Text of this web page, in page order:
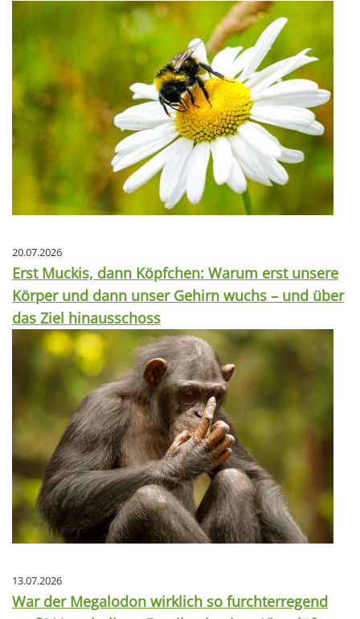
20.07.2026
Erst Muckis, dann Köpfchen: Warum erst unsere
Körper und dann unser Gehirn wuchs – und über
das Ziel hinausschoss
13.07.2026
War der Megalodon wirklich so furchterregend